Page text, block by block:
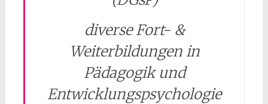
diverse Fort- &
Weiterbildungen in
Pädagogik und
Entwicklungspsychologie